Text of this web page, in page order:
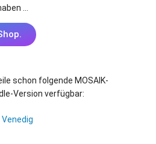
…
schon folgende MOSAIK-
Version verfügbar:
Venedig